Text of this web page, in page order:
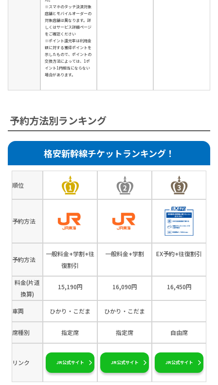
※スマホのタッチ決済対象
店舗とモバイルオーダーの
対象店舗は異なります。詳
しくはサービス詳細ページ
をご確認ください
※ポイント還元率は利用金
額に対する獲得ポイントを
示したもので、ポイントの
交換方法によっては、1ポ
イント1円相当にならない
場合があります。
予約方法別ランキング
格安新幹線チケットランキング！
順位
予約方法
予約方法
一般料金+学割+往
復割引
一般料金+学割 EX予約+往復割引
料金(片道
換算)
15,190円 16,090円 16,450円
車両 ひかり・こだま ひかり・こだま
席種別 指定席 指定席 自由席
リンク JR公式サイト JR公式サイト JR公式サイト